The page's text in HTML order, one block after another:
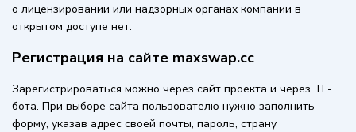
о лицензировании или надзорных органах компании в
открытом доступе нет.
Регистрация на сайте maxswap.cc
Зарегистрироваться можно через сайт проекта и через ТГ-
бота. При выборе сайта пользователю нужно заполнить
форму, указав адрес своей почты, пароль, страну